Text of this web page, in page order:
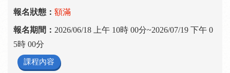
額滿
2026/06/18 上午 10時 00分~2026/07/19 下午 0
5時 00分
課程內容